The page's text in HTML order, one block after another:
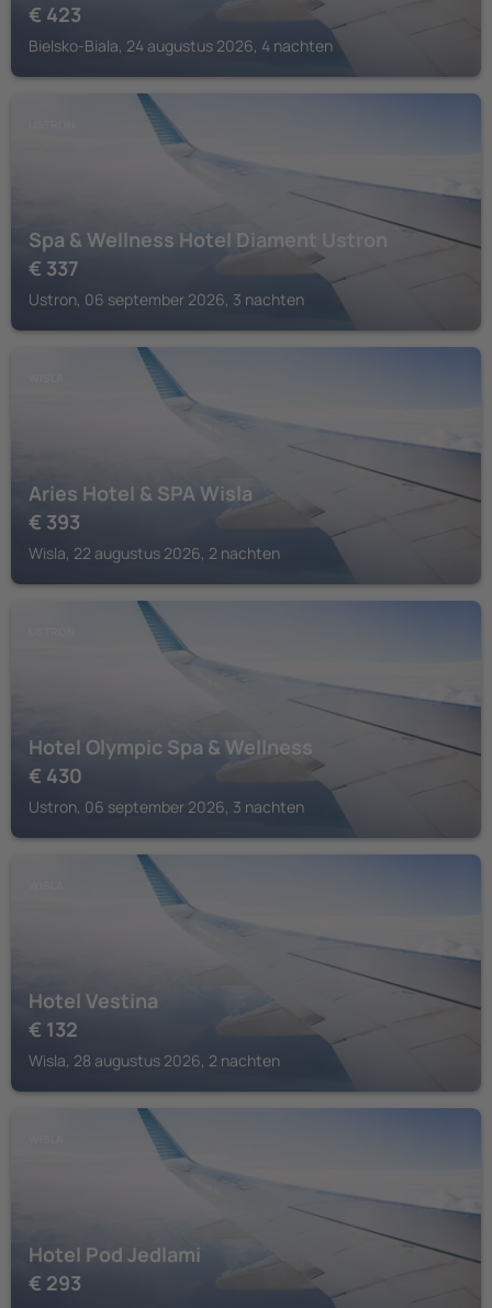
€ 423
Bielsko-Biala, 24 augustus 2026, 4 nachten
Spa & Wellness Hotel Diament Ustron
€ 337
Ustron, 06 september 2026, 3 nachten
Aries Hotel & SPA Wisla
€ 393
Wisla, 22 augustus 2026, 2 nachten
Hotel Olympic Spa & Wellness
€ 430
Ustron, 06 september 2026, 3 nachten
Hotel Vestina
€ 132
Wisla, 28 augustus 2026, 2 nachten
Hotel Pod Jedlami
€ 293